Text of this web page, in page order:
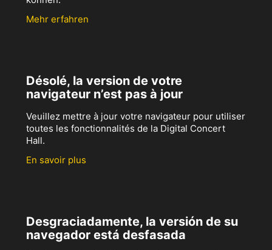
Mehr erfahren
Désolé, la version de votre
navigateur n’est pas à jour
Veuillez mettre à jour votre navigateur pour utiliser
toutes les fonctionnalités de la Digital Concert
Hall.
En savoir plus
Desgraciadamente, la versión de su
navegador está desfasada